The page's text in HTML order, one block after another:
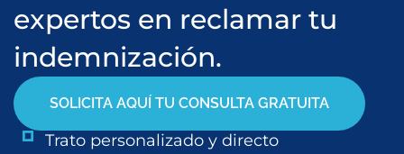
expertos en reclamar tu
indemnización.
SOLICITA AQUÍ TU CONSULTA GRATUITA
Trato personalizado y directo